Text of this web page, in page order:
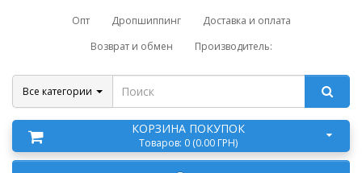
Опт Дропшиппинг
Доставка и оплата
Возврат и обмен
Производитель:
Все категории
КОРЗИНА ПОКУПОК
Товаров: 0 (0.00 ГРН)